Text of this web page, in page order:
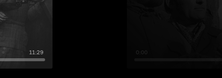
11:29 0:00